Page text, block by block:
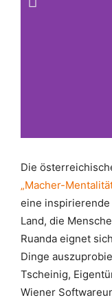
Die
„Macher-
eine inspirierende
Land, die
Ruanda eignet
Dinge
Tscheinig,
Wiener